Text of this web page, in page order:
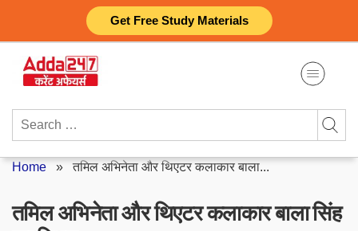
Get Free Study Materials
content
Search
Home »तमिल अभिनेता और थिएटर कलाकार बाला...
तमिल अभिनेता और थिएटर कलाकार बाला सिंह